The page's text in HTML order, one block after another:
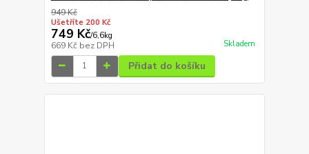
949 Kč
Ušetříte 200 Kč
749 Kč/6,6kg
669 Kč bez DPH Skladem
Přidat do košíku